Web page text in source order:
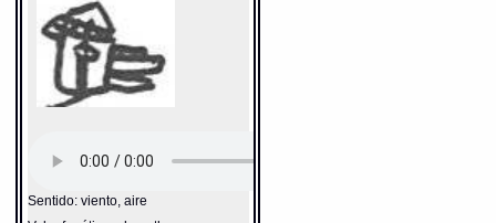
Sentido: viento, aire